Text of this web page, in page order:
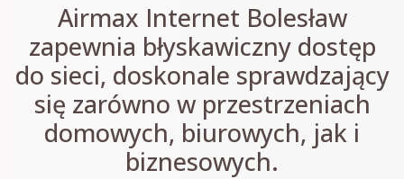
Airmax Internet Bolesław
zapewnia błyskawiczny dostęp
do sieci, doskonale sprawdzający
się zarówno w przestrzeniach
domowych, biurowych, jak i
biznesowych.